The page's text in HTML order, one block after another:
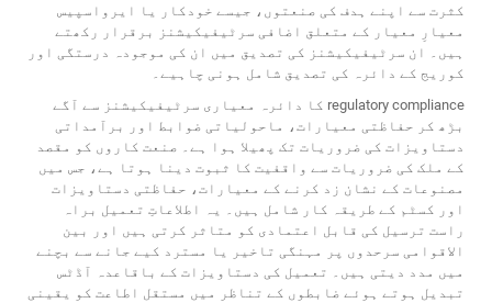
کثرت سے اپنے ہدف کی صنعتوں، جیسے خودکار یا ایرواسپیس
معیارِ معیار کے متعلق اضافی سرٹیفیکیشنز برقرار رکھتے
ہیں۔ ان سرٹیفیکیشنز کی تصدیق میں ان کی موجودہ درستگی اور
کوریج کے دائرہ کی تصدیق شامل ہونی چاہیے۔
regulatory compliance کا دائرہ معیاری سرٹیفیکیشنز سے آگے
بڑھ کر حفاظتی معیارات، ماحولیاتی ضوابط اور برآمداتی
دستاویزات کی ضروریات تک پھیلا ہوا ہے۔ صنعت کاروں کو مقصد
کے ملک کی ضروریات سے واقفیت کا ثبوت دینا ہوتا ہے، جس میں
مصنوعات کے نشان زد کرنے کے معیارات، حفاظتی دستاویزات
اور کسٹم کے طریقہ کار شامل ہیں۔ یہ اطلاعاتِ تعمیل براہ
راست ترسیل کی قابل اعتمادی کو متاثر کرتی ہیں اور بین
الاقوامی سرحدوں پر مہنگی تاخیر یا مسترد کیے جانے سے بچنے
میں مدد دیتی ہیں۔ تعمیل کی دستاویزات کے باقاعدہ آڈٹس
تبدیل ہوتے ہوئے ضابطوں کے تناظر میں مستقل اطاعت کو یقینی